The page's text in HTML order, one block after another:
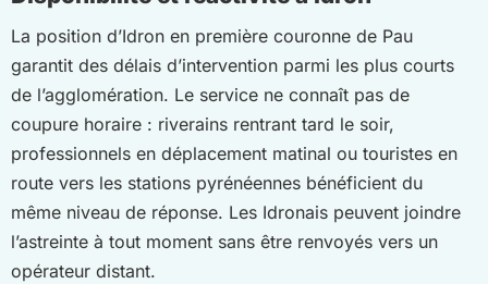
La position d’Idron en première couronne de Pau
garantit des délais d’intervention parmi les plus courts
de l’agglomération. Le service ne connaît pas de
coupure horaire : riverains rentrant tard le soir,
professionnels en déplacement matinal ou touristes en
route vers les stations pyrénéennes bénéficient du
même niveau de réponse. Les Idronais peuvent joindre
l’astreinte à tout moment sans être renvoyés vers un
opérateur distant.